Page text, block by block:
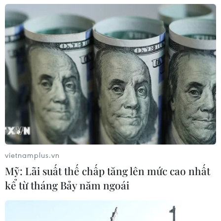
04/08/2026 15:17
Tây Ban Nha phát trực tiếp nhật thực
toàn phần từ độ cao 9.000 m
04/08/2026 13:23
Tàu chở hàng của Thổ Nhĩ Kỳ bị tấn
công trên Biển Đen
04/08/2026 05:54
Vì sao Google khiến Mỹ và
EU đối đầu về chủ quyền số?
vietnamplus.vn
Mỹ: Lãi suất thế chấp tăng lên mức cao nhất
kể từ tháng Bảy năm ngoái